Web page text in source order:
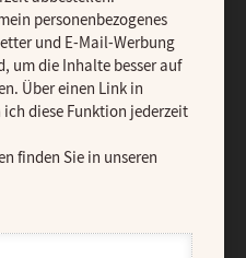
Datenschutz Barrierefreiheit
Abo online kündigen
personenbezogenes
und E-Mail-Werbung
um die Inhalte besser auf
Über einen Link in
diese Funktion jederzeit
finden Sie in unseren